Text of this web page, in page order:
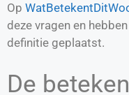
Op
deze vragen en
definitie geplaatst.
De